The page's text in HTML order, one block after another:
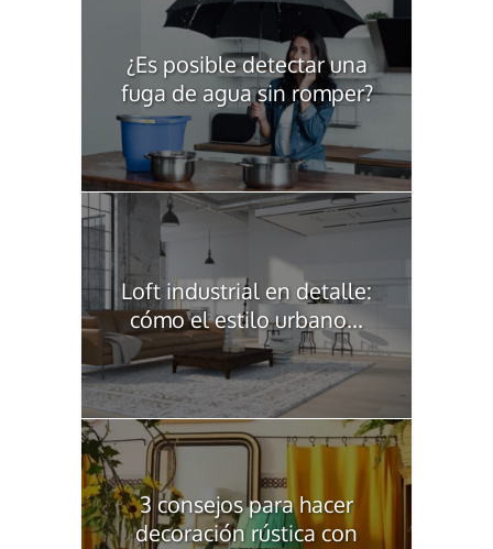
¿Es posible detectar una
fuga de agua sin romper?
Loft industrial en detalle:
cómo el estilo urbano...
3 consejos para hacer
decoración rústica con